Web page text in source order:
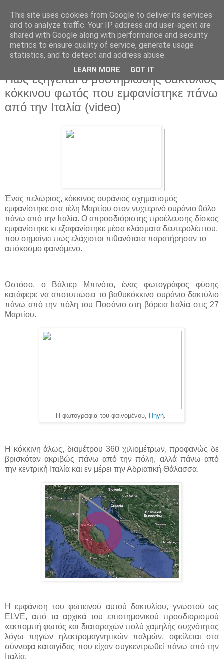
Πως εξηγείται ο μυστηριώδης δακτύλιος
κόκκινου φωτός που εμφανίστηκε πάνω
από την Ιταλία (video)
Ένας πελώριος, κόκκινος ουράνιος σχηματισμός
εμφανίστηκε στα τέλη Μαρτίου στον νυχτερινό ουράνιο θόλο
πάνω από την Ιταλία. Ο απροσδιόριστης προέλευσης δίσκος
εμφανίστηκε κι εξαφανίστηκε μέσα κλάσματα δευτερολέπτου,
που σημαίνει πως ελάχιστοι πιθανότατα παρατήρησαν το
απόκοσμο φαινόμενο.
Ωστόσο, ο Βάλτερ Μπινότο, ένας φωτογράφος φύσης
κατάφερε να αποτυπώσει το βαθυκόκκινο ουράνιο δακτύλιο
πάνω από την πόλη του Ποσάνιο στη βόρεια Ιταλία στις 27
Μαρτίου.
Η φωτογραφία του φαινομένου, Πηγή
Η κόκκινη άλως, διαμέτρου 360 χιλιομέτρων, προφανώς δε
βρισκόταν ακριβώς πάνω από την πόλη, αλλά πάνω από
την κεντρική Ιταλία και εν μέρει την Αδριατική Θάλασσα.
Η εμφάνιση του φωτεινού αυτού δακτυλίου, γνωστού ως
ELVE, από τα αρχικά του επιστημονικού προσδιορισμού
«εκπομπή φωτός και διαταραχών πολύ χαμηλής συχνότητας
λόγω πηγών ηλεκτρομαγνητικών παλμών, οφείλεται στα
σύννεφα καταιγίδας που είχαν συγκεντρωθεί πάνω από την
Ιταλία.
This site uses cookies from Google to deliver its services
and to analyze traffic. Your IP address and user-agent are
shared with Google along with performance and security
metrics to ensure quality of service, generate usage
statistics, and to detect and address abuse.
LEARN MORE GOT IT